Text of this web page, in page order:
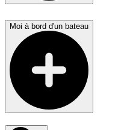
Moi à bord d'un bateau